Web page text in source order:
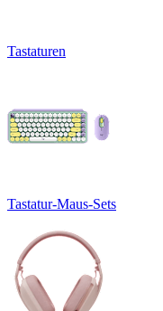
Tastaturen
Tastatur-Maus-Sets